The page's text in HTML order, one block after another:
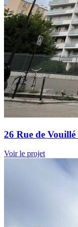
26 Rue de
Voir le projet